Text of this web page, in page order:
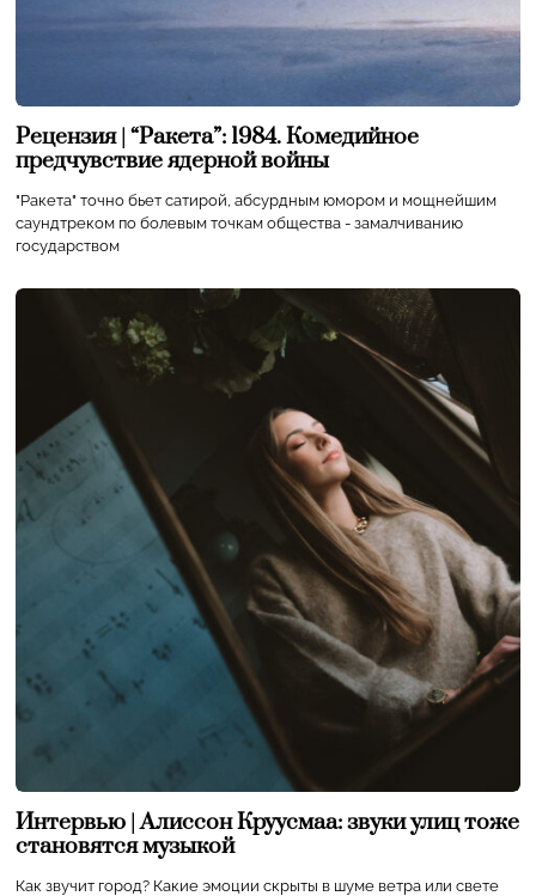
Рецензия | “Ракета”: 1984. Комедийное
предчувствие ядерной войны
"Ракета" точно бьет сатирой, абсурдным юмором и мощнейшим
саундтреком по болевым точкам общества - замалчиванию
государством
Интервью | Алиссон Круусмаа: звуки улиц тоже
становятся музыкой
Как звучит город? Какие эмоции скрыты в шуме ветра или свете